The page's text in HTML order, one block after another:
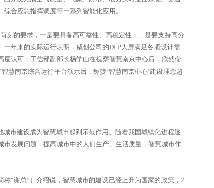
合应急指挥调度等一系列智能化应用。
的要求，一是要具备高可靠性、高稳定性；二是要支持高分
年来的实际运行表明，威创公司的DLP大屏满足各项设计需
认可：工信部副部长杨学山在视察智慧南京中心后，欣然命
慧南京综合运行平台演示后，称赞‘智慧南京中心’建设理念超
市建设成为智慧城市起到示范作用。随着我国城镇化进程逐
发展问题，提高城市中的人们生产、生活质量，智慧城市作
谢总”）介绍说，智慧城市的建设已经上升为国家的政策，2